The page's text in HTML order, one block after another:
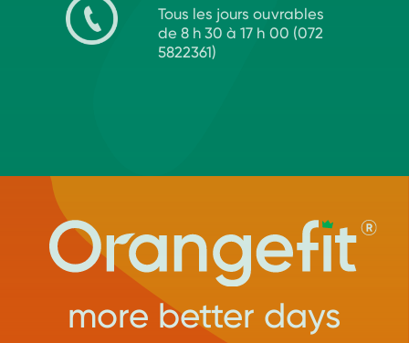
Tous les jours ouvrables
de 8 h 30 à 17 h 00 (072
5822361)
more better days